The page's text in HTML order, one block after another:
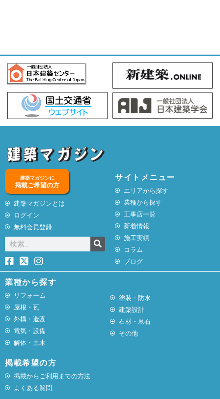
建築マガジンに
掲載ご希望の方
建築マガジンとは
ログイン
無料会員登録
サイトメニュー
エリアから探す
業種から探す
工事店一覧
新着情報
施工実績
コラム
ブログ
業種から探す
リフォーム
屋根・瓦
外構・造園
電気・設備
解体・土木
塗装・防水
建築設計
石材・墓石
その他
掲載希望の方
掲載からご利用までの方法
よくある質問